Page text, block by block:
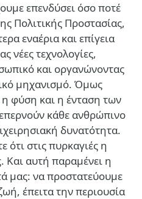
επενδύσει όσο ποτέ
Πολιτικής Προστασίας,
εναέρια και επίγεια
νέες τεχνολογίες,
και οργανώνοντας
μηχανισμό. Όμως
φύση και η ένταση των
κάθε ανθρώπινο
δυνατότητα.
ότι στις πυρκαγιές η
αυτή παραμένει η
μας: να προστατεύουμε
έπειτα την περιουσία